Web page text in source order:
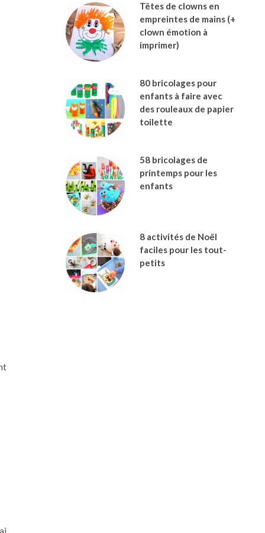
Têtes de clowns en
empreintes de mains (+
clown émotion à
imprimer)
80 bricolages pour
enfants à faire avec
des rouleaux de papier
toilette
58 bricolages de
printemps pour les
enfants
8 activités de Noël
faciles pour les tout-
petits